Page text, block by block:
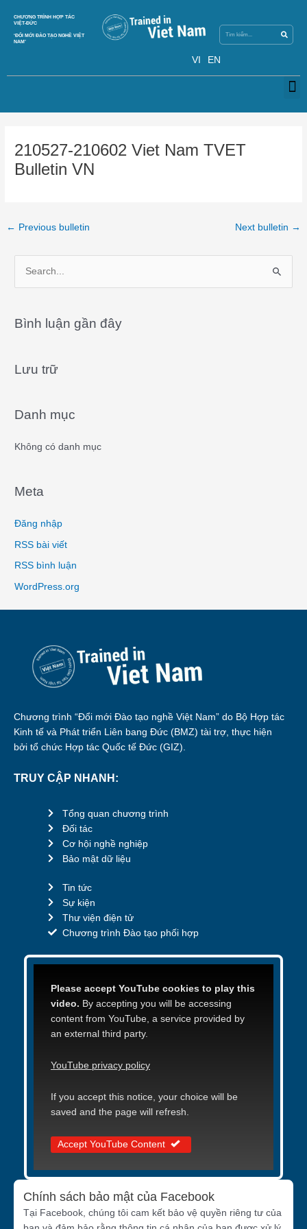
content
CHƯƠNG TRÌNH HỢP TÁC
VIỆT-ĐỨC
‘ĐỔI MỚI ĐÀO TẠO NGHỀ VIỆT
NAM’
VI EN
210527-210602 Viet Nam TVET
Bulletin VN
← Previous bulletin Next bulletin →
r
h
:
Bình luận gần đây
Lưu trữ
Danh mục
Không có danh mục
Meta
Đăng nhập
RSS bài viết
RSS bình luận
WordPress.org
Chương trình “Đổi mới Đào tạo nghề Việt Nam” do Bộ Hợp tác
Kinh tế và Phát triển Liên bang Đức (BMZ) tài trợ, thực hiện
bởi tổ chức Hợp tác Quốc tế Đức (GIZ).
TRUY CẬP NHANH:
Tổng quan chương trình
Đối tác
Cơ hội nghề nghiệp
Bảo mật dữ liệu
Tin tức
Sự kiện
Thư viện điện tử
Chương trình Đào tạo phối hợp
Please accept YouTube cookies to play this
video. By accepting you will be accessing
content from YouTube, a service provided by
an external third party.
YouTube privacy policy
If you accept this notice, your choice will be
saved and the page will refresh.
Accept YouTube Content
Chính sách bảo mật của Facebook
Tại Facebook, chúng tôi cam kết bảo vệ quyền riêng tư của